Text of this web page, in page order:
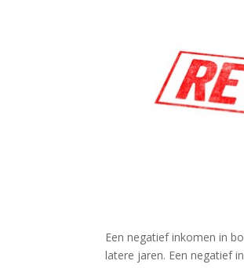
Een negatief inkomen in
latere jaren. Een negatief